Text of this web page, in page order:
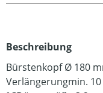
Beschreibung
Bürstenkopf Ø 180
Verlängerungmin.